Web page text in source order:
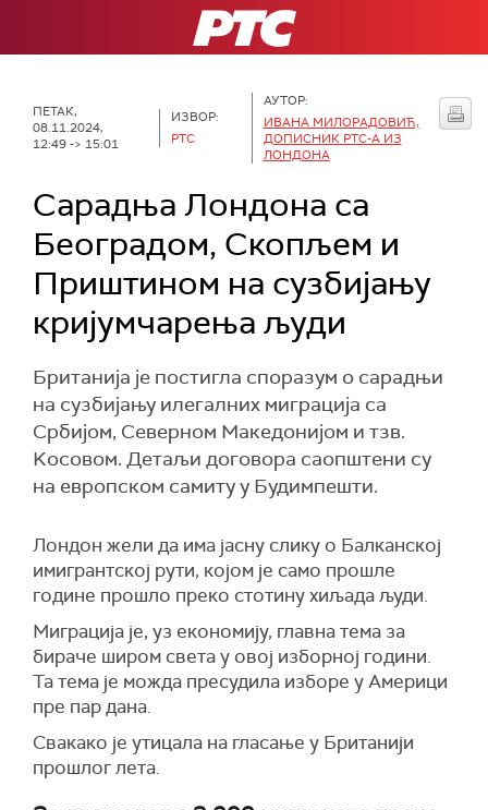
РТС
ПЕТАК,
08.11.2024,
12:49 -> 15:01
ИЗВОР:
РТС
АУТОР:
ИВАНА МИЛОРАДОВИЋ,
ДОПИСНИК РТС-А ИЗ
ЛОНДОНА
Сарадња Лондона са
Београдом, Скопљем и
Приштином на сузбијању
кријумчарења људи
Британија је постигла споразум о сарадњи
на сузбијању илегалних миграција са
Србијом, Северном Македонијом и тзв.
Kосовом. Детаљи договора саопштени су
на европском самиту у Будимпешти.
Лондон жели да има јасну слику о Балканској
имигрантској рути, којом је само прошле
године прошло преко стотину хиљада људи.
Миграција је, уз економију, главна тема за
бираче широм света у овој изборној години.
Та тема је можда пресудила изборе у Америци
пре пар дана.
Свакако је утицала на гласање у Британији
прошлог лета.